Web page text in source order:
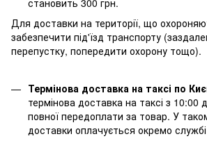
становить 300 грн.
Для доставки на території, що
забезпечити під'їзд транспорту
перепустку, попередити охорону тощо).
Термінова доставка на таксі по
термінова доставка на таксі з 10:00
повної передоплати за товар. У
доставки оплачується окремо службі